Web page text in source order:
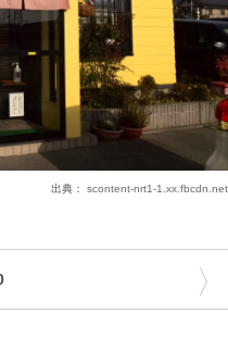
出典： scontent-nrt1-1.xx.fbcdn.net
〉